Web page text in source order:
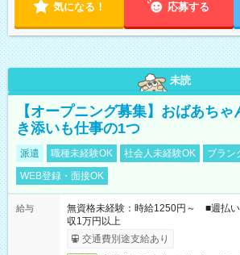
気になる！ 応募する
未読
【オープニング募集】おばあち
き添いも仕事の1つ
派遣 職種未経験OK 社会人未経験OK
ブラン
WEB登録・面接OK
給与
無資格未経験：時給1250円～ ■週払
収1万円以上
交通費別途支給あり